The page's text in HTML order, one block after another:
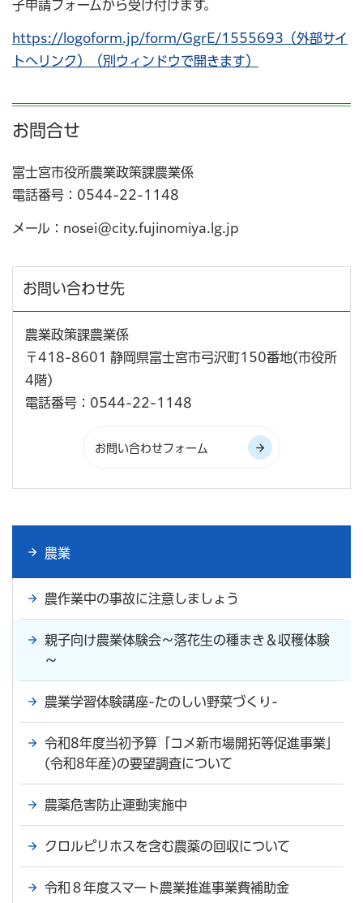
子申請フォームから受け付けます。
https://logoform.jp/form/GgrE/1555693（外部サイ
トへリンク）（別ウィンドウで開きます）
お問合せ
富士宮市役所農業政策課農業係
電話番号：0544-22-1148
メール：nosei@city.fujinomiya.lg.jp
お問い合わせ先
農業政策課農業係
〒418-8601 静岡県富士宮市弓沢町150番地(市役所
4階)
電話番号：0544-22-1148
農業
農作業中の事故に注意しましょう
親子向け農業体験会～落花生の種まき＆収穫体験
～
農業学習体験講座-たのしい野菜づくり-
令和8年度当初予算「コメ新市場開拓等促進事業」
(令和8年産)の要望調査について
農薬危害防止運動実施中
クロルピリホスを含む農薬の回収について
令和８年度スマート農業推進事業費補助金